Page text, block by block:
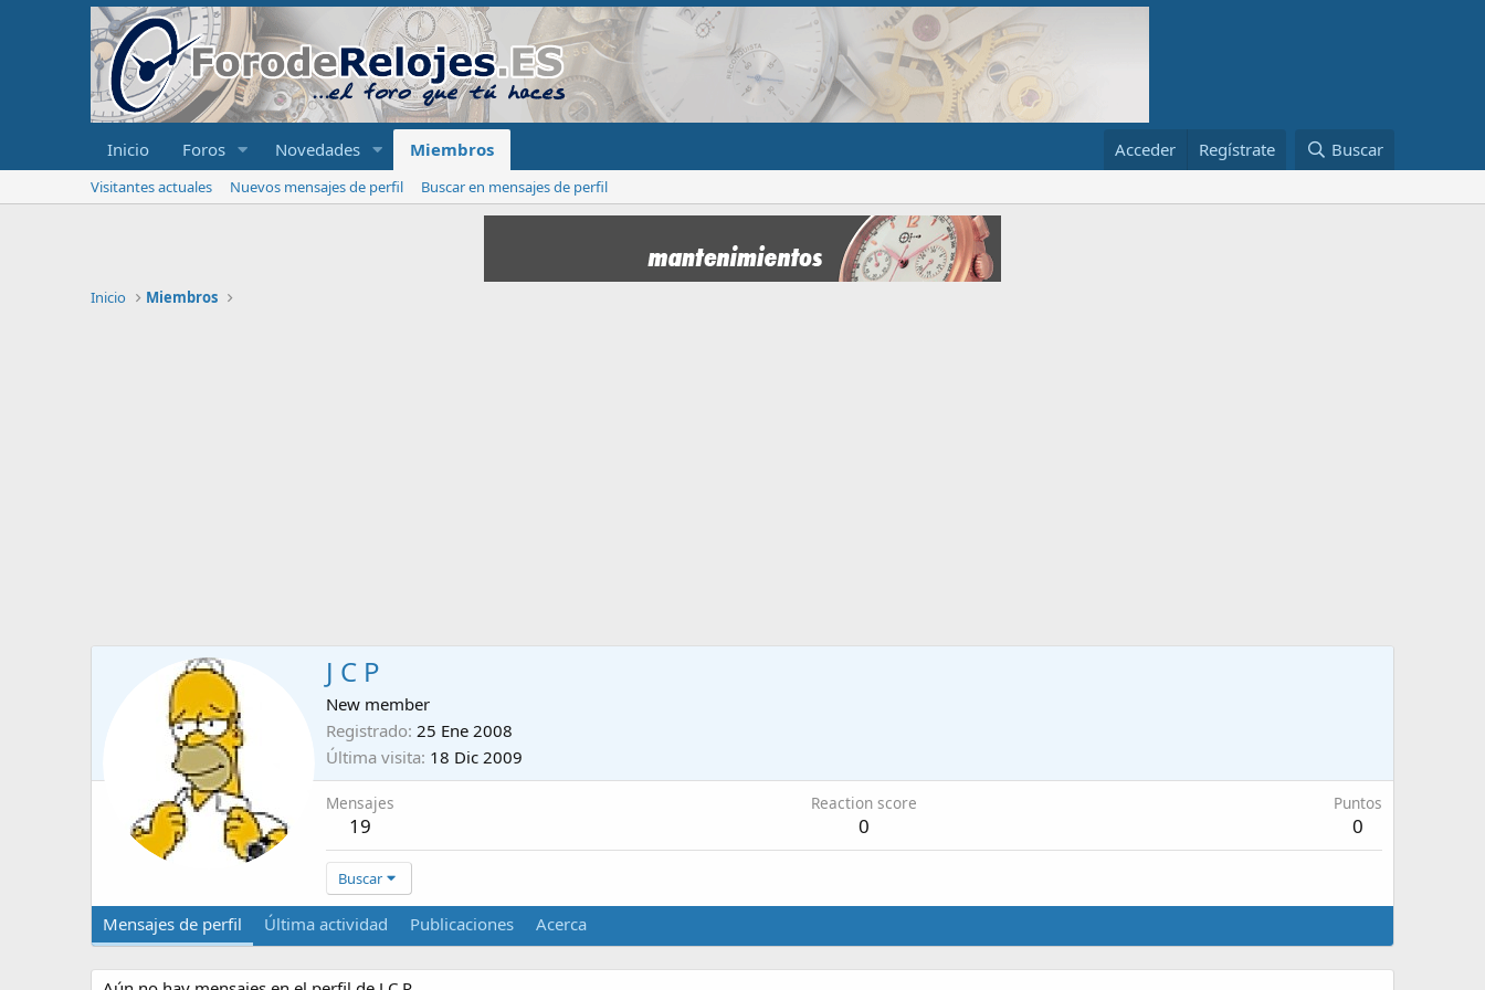
Inicio Foros Novedades Miembros Acceder Regístrate Buscar
Visitantes actuales Nuevos mensajes de perfil Buscar en mensajes de perfil
Inicio Miembros
J C P
New member
Registrado 25 Ene 2008
Última visita 18 Dic 2009
Mensajes
19
Reaction score
0
Puntos
0
Buscar
Mensajes de perfil Última actividad Publicaciones Acerca